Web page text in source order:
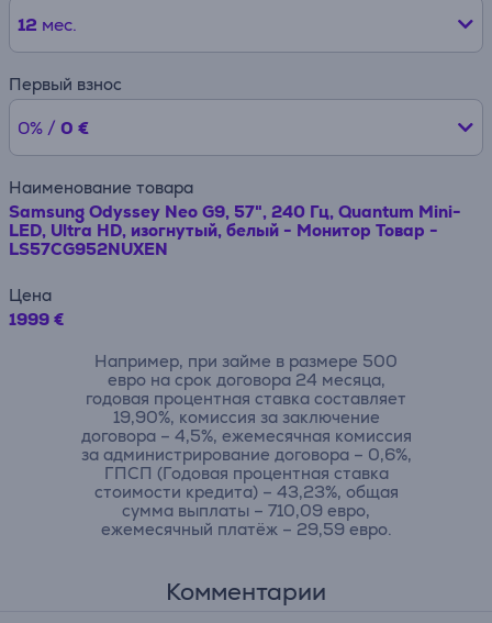
12 мес.
Первый взнос
0% / 0 €
Наименование товара
Samsung Odyssey Neo G9, 57", 240 Гц, Quantum Mini-
LED, Ultra HD, изогнутый, белый - Монитор Товар -
LS57CG952NUXEN
Цена
1999 €
Например, при займе в размере 500
евро на срок договора 24 месяца,
годовая процентная ставка составляет
19,90%, комиссия за заключение
договора – 4,5%, ежемесячная комиссия
за администрирование договора – 0,6%,
ГПСП (Годовая процентная ставка
стоимости кредита) – 43,23%, общая
сумма выплаты – 710,09 евро,
ежемесячный платёж – 29,59 евро.
Комментарии